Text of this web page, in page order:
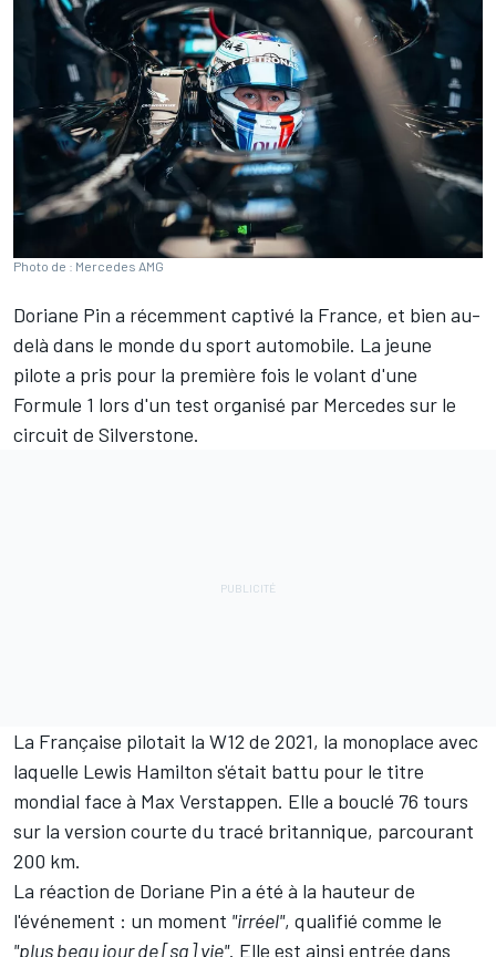
Photo de : Mercedes AMG
Doriane Pin a récemment captivé la France, et bien au-
delà dans le monde du sport automobile. La jeune
pilote a pris pour la première fois le volant d'une
Formule 1 lors d'un test organisé par Mercedes sur le
circuit de Silverstone.
La Française pilotait la W12 de 2021, la monoplace avec
laquelle Lewis Hamilton s'était battu pour le titre
mondial face à Max Verstappen. Elle a bouclé 76 tours
sur la version courte du tracé britannique, parcourant
200 km.
La réaction de Doriane Pin a été à la hauteur de
l'événement : un moment "irréel", qualifié comme le
"plus beau jour de [sa] vie". Elle est ainsi entrée dans